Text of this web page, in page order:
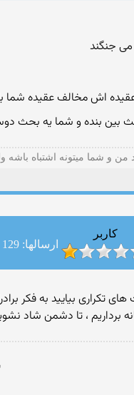
می جنگند
اش مخالف عقیده
بین بنده و شما یه بحث
من و شما میتونه اشتباه
کاربر
ارسالها: 129
تکراری بیایید به فکر
برداریم ، تا دشمن شاد